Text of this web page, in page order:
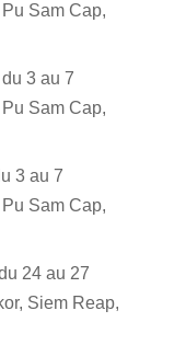
Sam Cap,
3 au 7
Sam Cap,
3 au 7
Sam Cap,
24 au 27
Siem Reap,